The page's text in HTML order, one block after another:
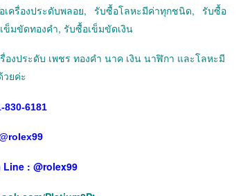
ครื่องประดับพลอย, รับซื้อโลหะมีค่าทุกชนิด, รับซื้อ
มขัดทองคำ, รับซื้อเข็มขัดเงิน
งประดับ เพชร ทองคำ นาค เงิน นาฬิกา และโลหะมี
วยค่ะ
830-6181
rolex99
Line : @rolex99